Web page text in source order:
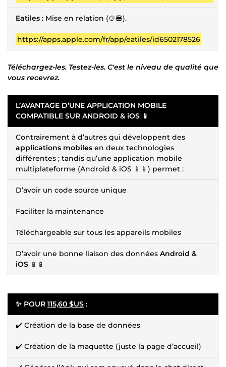
Eatiles : Mise en relation (🍲🍔).
https://apps.apple.com/fr/app/eatiles/id6502178526
Téléchargez-les. Testez-les. C'est le niveau de qualité que
vous recevrez.
L’AVANTAGE D’UNE APPLICATION MOBILE
COMPATIBLE SUR ANDROID & iOS 📱
Contrairement à d’autres qui développent des
applications mobiles en deux technologies
différentes ; tandis qu’une application mobile
multiplateforme (Android & iOS 📱📱) permet :
D’avoir un code source unique
Faciliter la maintenance
Téléchargeable sur tous les appareils mobiles
D’avoir une bonne liaison des données Android &
iOS 📱📱
✨ POUR 115,60 $US :
✔️ Création de la base de données
✔️ Création de la maquette (juste la page d’accueil)